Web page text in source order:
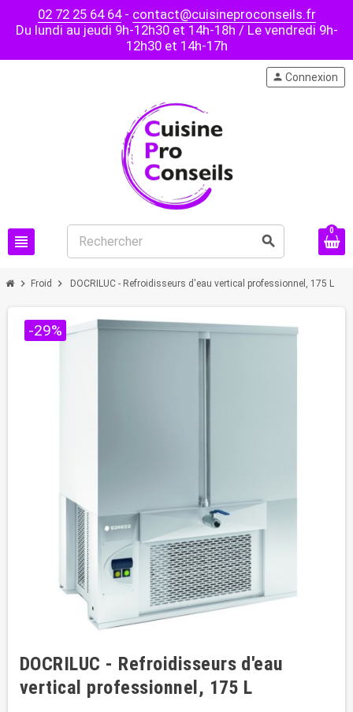
02 72 25 64 64- contact@cuisineproconseils.fr
Du lundi au jeudi 9h-12h30 et 14h-18h / Le vendredi 9h-
12h30 et 14h-17h
view_headline search
person Connexion
0
chevron_right Froid chevron_right DOCRILUC - Refroidisseurs d'eau vertical professionnel, 175 L
-29%
DOCRILUC - Refroidisseurs d'eau
vertical professionnel, 175 L